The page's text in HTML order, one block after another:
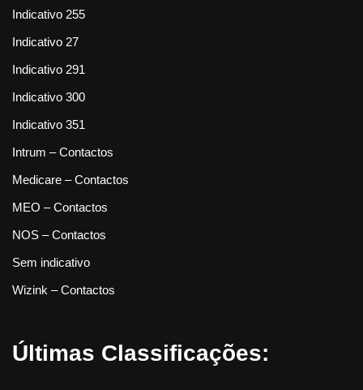
Indicativo 255
Indicativo 27
Indicativo 291
Indicativo 300
Indicativo 351
Intrum – Contactos
Medicare – Contactos
MEO – Contactos
NOS – Contactos
Sem indicativo
Wizink – Contactos
Últimas Classificações: